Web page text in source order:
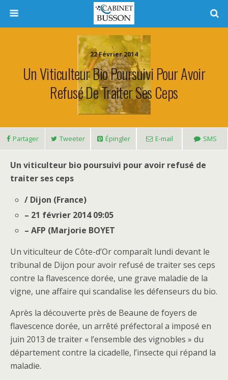
22 Février 2014
Un Viticulteur Bio Poursuivi Pour Avoir
Refusé De Traiter Ses Ceps
Partager Tweeter Épingler E-mail SMS
Un viticulteur bio poursuivi pour avoir refusé de
traiter ses ceps
/ Dijon (France)
– 21 février 2014 09:05
– AFP (Marjorie BOYET
Un viticulteur de Côte-d’Or comparaît lundi devant le
tribunal de Dijon pour avoir refusé de traiter ses ceps
contre la flavescence dorée, une grave maladie de la
vigne, une affaire qui scandalise les défenseurs du bio.
Après la découverte près de Beaune de foyers de
flavescence dorée, un arrêté préfectoral a imposé en
juin 2013 de traiter « l’ensemble des vignobles » du
département contre la cicadelle, l’insecte qui répand la
maladie.